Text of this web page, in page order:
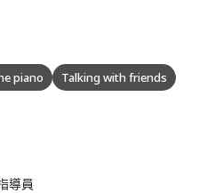
piano
Talking with friends
導員